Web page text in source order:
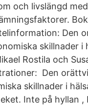
och livslängd
Den
skillnader i
Rostila och
Den
skillnader i
Inte på hyllan ,